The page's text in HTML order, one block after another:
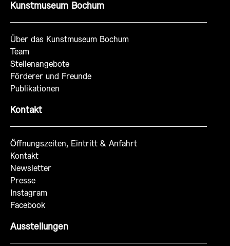
Kunstmuseum Bochum
Über das Kunstmuseum Bochum
Team
Stellenangebote
Förderer und Freunde
Publikationen
Kontakt
Öffnungszeiten, Eintritt & Anfahrt
Kontakt
Newsletter
Presse
Instagram
Facebook
Ausstellungen